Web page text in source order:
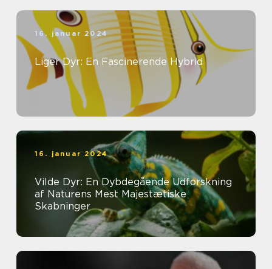
16. januar 2024
Liger Dyr: En Fascinerende Hybrid
16. januar 2024
Vilde Dyr: En Dybdegående Udforskning
af Naturens Mest Majestætiske
Skabninger